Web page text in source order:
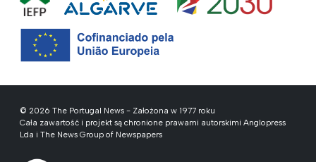
© 2026 The Portugal News - Założona w 1977 roku
Cała zawartość i projekt są chronione prawami autorskimi Anglopress
Lda i The News Group of Newspapers